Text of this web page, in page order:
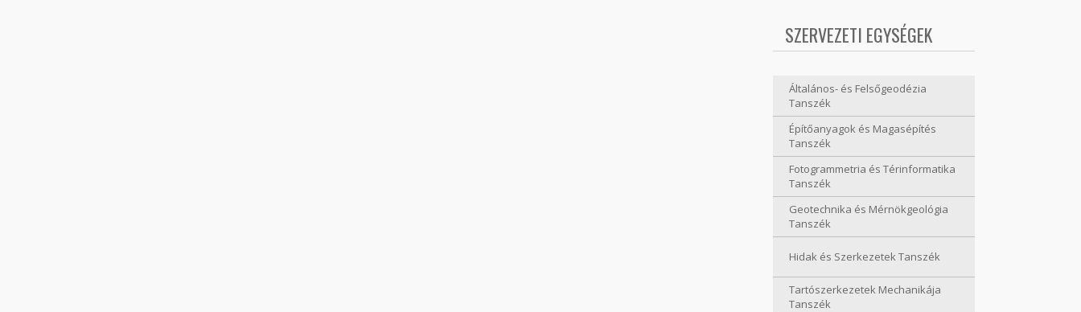
SZERVEZETI EGYSÉGEK
Általános- és Felsőgeodézia
Tanszék
Építőanyagok és Magasépítés
Tanszék
Fotogrammetria és Térinformatika
Tanszék
Geotechnika és Mérnökgeológia
Tanszék
Hidak és Szerkezetek Tanszék
Tartószerkezetek Mechanikája
Tanszék